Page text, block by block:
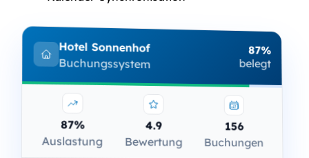
Hotel Sonnenhof
Buchungssystem
87%
belegt
87%
Auslastung
4.9
Bewertung
156
Buchungen